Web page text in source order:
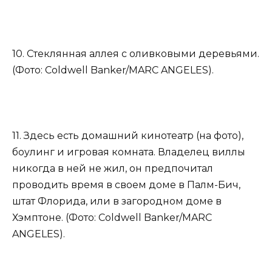
10. Стеклянная аллея с оливковыми деревьями.
(Фото: Coldwell Banker/MARC ANGELES).
11. Здесь есть домашний кинотеатр (на фото),
боулинг и игровая комната. Владелец виллы
никогда в ней не жил, он предпочитал
проводить время в своем доме в Палм-Бич,
штат Флорида, или в загородном доме в
Хэмптоне. (Фото: Coldwell Banker/MARC
ANGELES).